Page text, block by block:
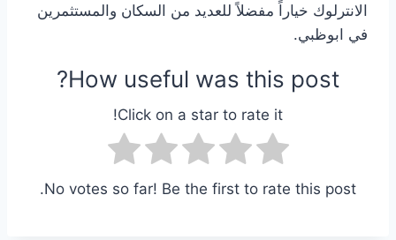
الانترلوك خياراً مفضلاً للعديد من السكان والمستثمرين
في ابوظبي.
How useful was this post?
Click on a star to rate it!
No votes so far! Be the first to rate this post.